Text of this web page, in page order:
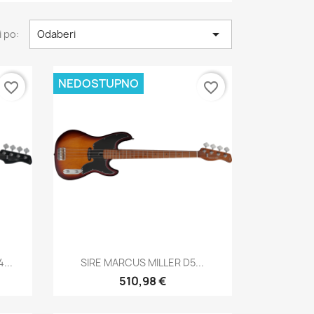
po: Odaberi 
favorite_border
Brzi pregled
SIRE MARCUS MILLER D5...
510,98 €
NEDOSTUPNO favorite_border